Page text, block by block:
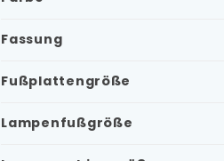
Fassung
Fußplattengröße
Lampenfußgröße